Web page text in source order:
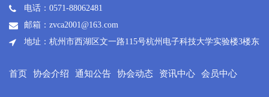
电话：0571-88062481
邮箱：zvca2001@163.com
地址：杭州市西湖区文一路115号杭州电子科技大学实验楼3楼东
首页 协会介绍 通知公告 协会动态 资讯中心 会员中心